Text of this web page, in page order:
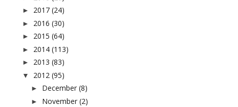
► 2017 (24)
► 2016 (30)
► 2015 (64)
► 2014 (113)
► 2013 (83)
▼ 2012 (95)
► December (8)
► November (2)